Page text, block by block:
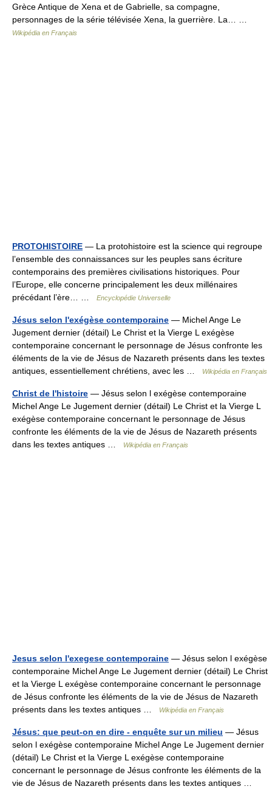
Grèce Antique de Xena et de Gabrielle, sa compagne,
personnages de la série télévisée Xena, la guerrière. La… …
Wikipédia en Français
PROTOHISTOIRE — La protohistoire est la science qui regroupe
l’ensemble des connaissances sur les peuples sans écriture
contemporains des premières civilisations historiques. Pour
l’Europe, elle concerne principalement les deux millénaires
précédant l’ère… …
Encyclopédie Universelle
Jésus selon l'exégèse contemporaine — Michel Ange Le
Jugement dernier (détail) Le Christ et la Vierge L exégèse
contemporaine concernant le personnage de Jésus confronte les
éléments de la vie de Jésus de Nazareth présents dans les textes
antiques, essentiellement chrétiens, avec les …
Wikipédia en Français
Christ de l'histoire — Jésus selon l exégèse contemporaine
Michel Ange Le Jugement dernier (détail) Le Christ et la Vierge L
exégèse contemporaine concernant le personnage de Jésus
confronte les éléments de la vie de Jésus de Nazareth présents
dans les textes antiques …
Wikipédia en Français
Jesus selon l'exegese contemporaine — Jésus selon l exégèse
contemporaine Michel Ange Le Jugement dernier (détail) Le Christ
et la Vierge L exégèse contemporaine concernant le personnage
de Jésus confronte les éléments de la vie de Jésus de Nazareth
présents dans les textes antiques …
Wikipédia en Français
Jésus: que peut-on en dire - enquête sur un milieu — Jésus
selon l exégèse contemporaine Michel Ange Le Jugement dernier
(détail) Le Christ et la Vierge L exégèse contemporaine
concernant le personnage de Jésus confronte les éléments de la
vie de Jésus de Nazareth présents dans les textes antiques …